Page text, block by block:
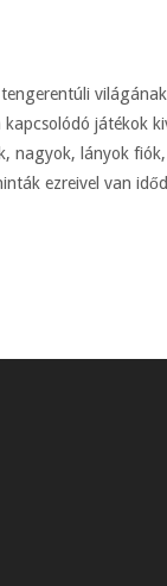
játékok
lányok fiók,
ezreivel van